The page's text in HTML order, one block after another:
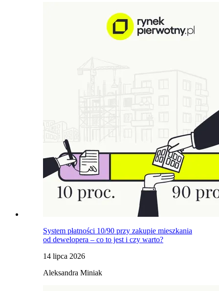
System płatności 10/90 przy zakupie mieszkania
od dewelopera – co to jest i czy warto?
14 lipca 2026
Aleksandra Miniak